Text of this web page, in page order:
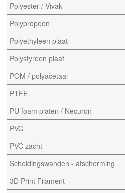
Polyester / Vivak
Polypropeen
Polyethyleen plaat
Polystyreen plaat
POM / polyacetaal
PTFE
PU foam platen / Necuron
PVC
PVC zacht
Scheidingswanden - afscherming
3D Print Filament